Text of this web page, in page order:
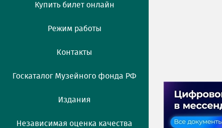
Купить билет онлайн
Режим работы
Контакты
Госкаталог Музейного фонда РФ
Издания
Независимая оценка качества